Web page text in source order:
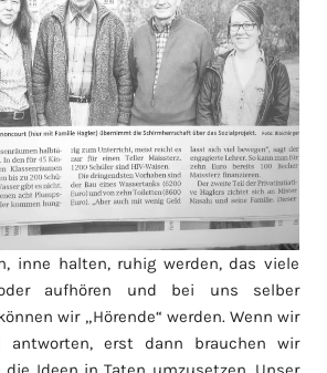
inne halten, ruhig werden, das viele
aufhören und bei uns selber
wir „Hörende“ werden. Wenn wir
antworten, erst dann brauchen wir